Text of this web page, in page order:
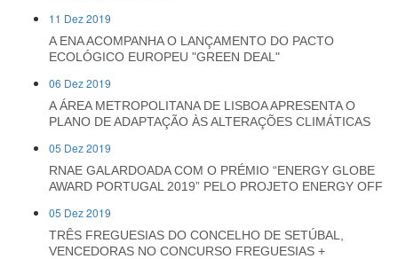
11 Dez 2019
A ENA ACOMPANHA O LANÇAMENTO DO PACTO
ECOLÓGICO EUROPEU "GREEN DEAL"
06 Dez 2019
A ÁREA METROPOLITANA DE LISBOA APRESENTA O
PLANO DE ADAPTAÇÃO ÀS ALTERAÇÕES CLIMÁTICAS
05 Dez 2019
RNAE GALARDOADA COM O PRÉMIO “ENERGY GLOBE
AWARD PORTUGAL 2019” PELO PROJETO ENERGY OFF
05 Dez 2019
TRÊS FREGUESIAS DO CONCELHO DE SETÚBAL,
VENCEDORAS NO CONCURSO FREGUESIAS +